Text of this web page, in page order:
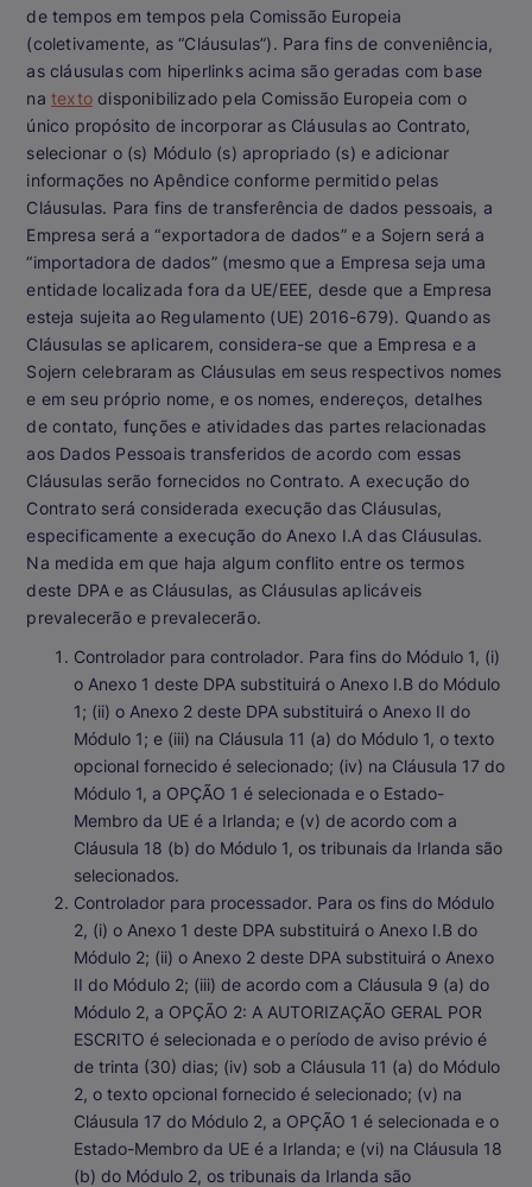
de tempos em tempos pela Comissão Europeia
(coletivamente, as “Cláusulas”). Para fins de conveniência,
as cláusulas com hiperlinks acima são geradas com base
na texto disponibilizado pela Comissão Europeia com o
único propósito de incorporar as Cláusulas ao Contrato,
selecionar o (s) Módulo (s) apropriado (s) e adicionar
informações no Apêndice conforme permitido pelas
Cláusulas. Para fins de transferência de dados pessoais, a
Empresa será a “exportadora de dados” e a Sojern será a
“importadora de dados” (mesmo que a Empresa seja uma
entidade localizada fora da UE/EEE, desde que a Empresa
esteja sujeita ao Regulamento (UE) 2016-679). Quando as
Cláusulas se aplicarem, considera-se que a Empresa e a
Sojern celebraram as Cláusulas em seus respectivos nomes
e em seu próprio nome, e os nomes, endereços, detalhes
de contato, funções e atividades das partes relacionadas
aos Dados Pessoais transferidos de acordo com essas
Cláusulas serão fornecidos no Contrato. A execução do
Contrato será considerada execução das Cláusulas,
especificamente a execução do Anexo I.A das Cláusulas.
Na medida em que haja algum conflito entre os termos
deste DPA e as Cláusulas, as Cláusulas aplicáveis
prevalecerão e prevalecerão.
Controlador para controlador. Para fins do Módulo 1, (i)
o Anexo 1 deste DPA substituirá o Anexo I.B do Módulo
1; (ii) o Anexo 2 deste DPA substituirá o Anexo II do
Módulo 1; e (iii) na Cláusula 11 (a) do Módulo 1, o texto
opcional fornecido é selecionado; (iv) na Cláusula 17 do
Módulo 1, a OPÇÃO 1 é selecionada e o Estado-
Membro da UE é a Irlanda; e (v) de acordo com a
Cláusula 18 (b) do Módulo 1, os tribunais da Irlanda são
selecionados.
Controlador para processador. Para os fins do Módulo
2, (i) o Anexo 1 deste DPA substituirá o Anexo I.B do
Módulo 2; (ii) o Anexo 2 deste DPA substituirá o Anexo
II do Módulo 2; (iii) de acordo com a Cláusula 9 (a) do
Módulo 2, a OPÇÃO 2: A AUTORIZAÇÃO GERAL POR
ESCRITO é selecionada e o período de aviso prévio é
de trinta (30) dias; (iv) sob a Cláusula 11 (a) do Módulo
2, o texto opcional fornecido é selecionado; (v) na
Cláusula 17 do Módulo 2, a OPÇÃO 1 é selecionada e o
Estado-Membro da UE é a Irlanda; e (vi) na Cláusula 18
(b) do Módulo 2, os tribunais da Irlanda são